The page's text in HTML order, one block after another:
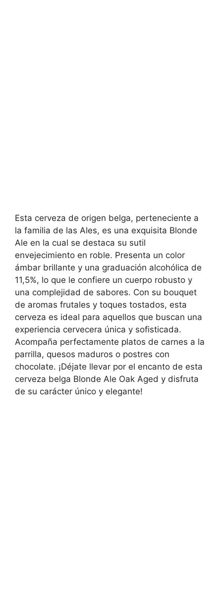
Esta cerveza de origen belga, perteneciente a
la familia de las Ales, es una exquisita Blonde
Ale en la cual se destaca su sutil
envejecimiento en roble. Presenta un color
ámbar brillante y una graduación alcohólica de
11,5%, lo que le confiere un cuerpo robusto y
una complejidad de sabores. Con su bouquet
de aromas frutales y toques tostados, esta
cerveza es ideal para aquellos que buscan una
experiencia cervecera única y sofisticada.
Acompaña perfectamente platos de carnes a la
parrilla, quesos maduros o postres con
chocolate. ¡Déjate llevar por el encanto de esta
cerveza belga Blonde Ale Oak Aged y disfruta
de su carácter único y elegante!